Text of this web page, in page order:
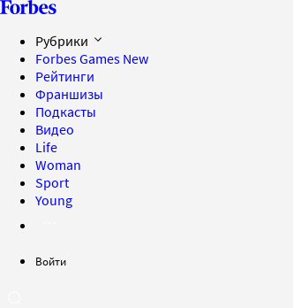
Рубрики
Forbes Games New
Рейтинги
Франшизы
Подкасты
Видео
Life
Woman
Sport
Young
Войти